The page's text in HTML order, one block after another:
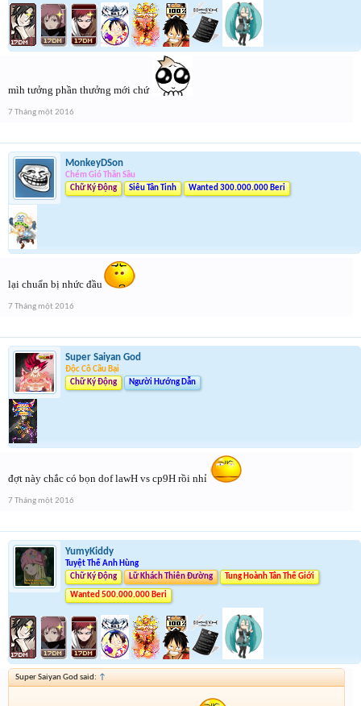
mìh tưởng phần thưởng mới chứ
7 Tháng một 2016
MonkeyDSon
Chém Gió Thần Sầu
Chữ Ký Động
Siêu Tân Tinh Wanted 300.000.000 Beri
lại chuẩn bị nhức đầu
7 Tháng một 2016
Super Saiyan God
Độc Cô Cầu Bại
Chữ Ký Động
Người Hướng Dẫn
đợt này chắc có bọn dof lawH vs cp9H rồi nhỉ
7 Tháng một 2016
YumyKiddy
Tuyệt Thế Anh Hùng
Chữ Ký Động
Lữ Khách Thiên Đường Tung Hoành Tân Thế Giới
Wanted 500.000.000 Beri
Super Saiyan God said: ↑